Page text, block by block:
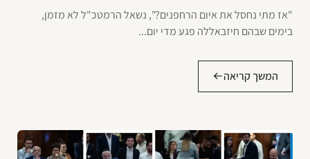
"אז מתי נחסל את איום הרחפנים?", נשאל הרמטכ"ל לא מזמן,
בימים שבהם חיזבאללה פגע מדי יום...
המשך קריאה